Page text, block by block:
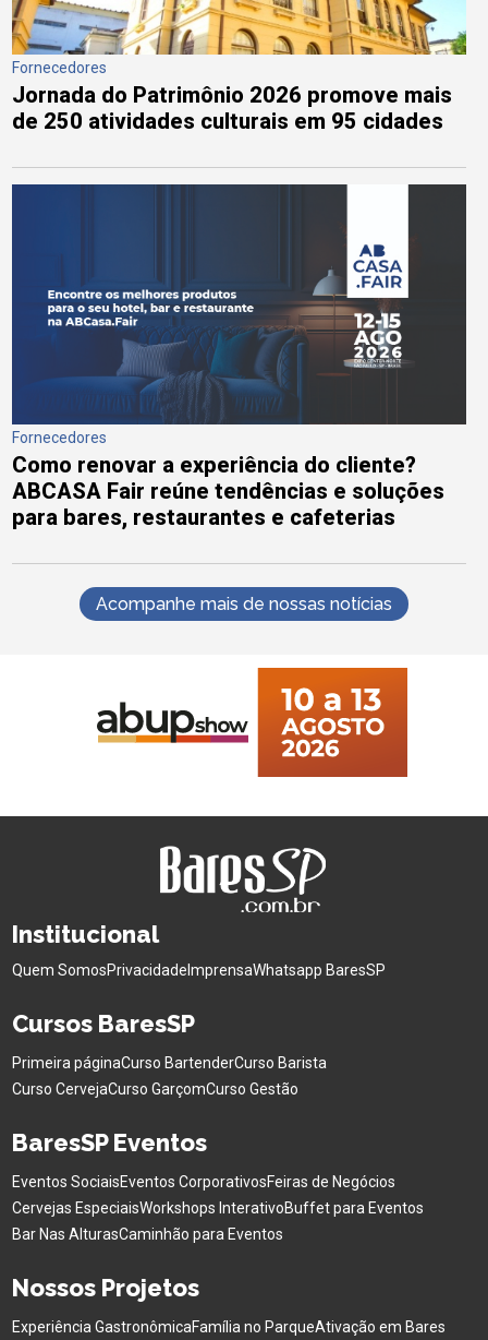
Fornecedores
Jornada do Patrimônio 2026 promove mais
de 250 atividades culturais em 95 cidades
Fornecedores
Como renovar a experiência do cliente?
ABCASA Fair reúne tendências e soluções
para bares, restaurantes e cafeterias
Acompanhe mais de nossas notícias
Institucional
Quem SomosPrivacidade ImprensaWhatsapp BaresSP
Cursos BaresSP
Primeira páginaCurso BartenderCurso Barista
Curso CervejaCurso GarçomCurso Gestão
BaresSP Eventos
Eventos SociaisEventos CorporativosFeiras de Negócios
Cervejas EspeciaisWorkshops InterativoBuffet para Eventos
Bar Nas AlturasCaminhão para Eventos
Nossos Projetos
Experiência GastronômicaFamília no ParqueAtivação em Bares